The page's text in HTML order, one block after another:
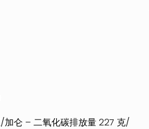
/加仑 – 二氧化碳排放量 227 克/